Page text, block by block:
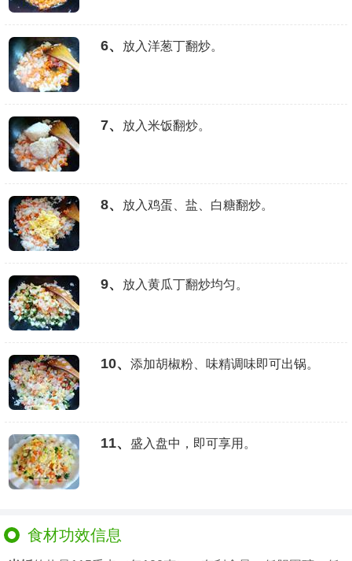
6、 放入洋葱丁翻炒。
7、 放入米饭翻炒。
8、 放入鸡蛋、盐、白糖翻炒。
9、 放入黄瓜丁翻炒均匀。
10、 添加胡椒粉、味精调味即可出锅。
11、 盛入盘中，即可享用。
食材功效信息